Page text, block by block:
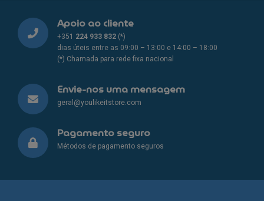
Apoio ao cliente
+351 224 933 832 (*)
dias úteis entre as 09:00 – 13:00 e 14:00 – 18:00
(*) Chamada para rede fixa nacional
Envie-nos uma mensagem
geral@youlikeitstore.com
Pagamento seguro
Métodos de pagamento seguros